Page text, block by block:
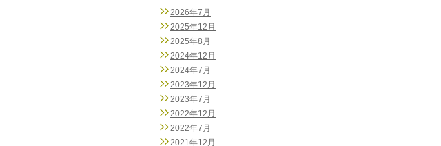
2026年7月
2025年12月
2025年8月
2024年12月
2024年7月
2023年12月
2023年7月
2022年12月
2022年7月
2021年12月